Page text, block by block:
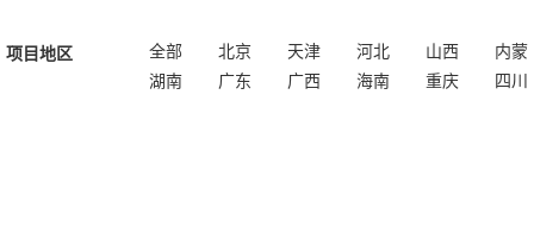
项目地区 全部 北京 天津 河北 山西
内蒙
湖南
广东 广西 海南 重庆 四川